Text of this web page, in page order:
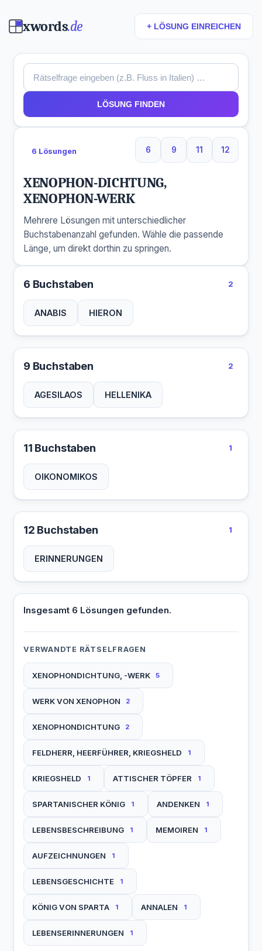
xwords.de + LÖSUNG EINREICHEN
LÖSUNG FINDEN
6 Lösungen 6
6 Buchstaben
9
9 Buchstaben
11
11 Buchstaben
12
12
XENOPHON-DICHTUNG,
XENOPHON-WERK
Mehrere Lösungen mit unterschiedlicher
Buchstabenanzahl gefunden. Wähle die passende
Länge, um direkt dorthin zu springen.
6 Buchstaben 2
ANABIS HIERON
9 Buchstaben 2
AGESILAOS HELLENIKA
11 Buchstaben 1
OIKONOMIKOS
12 Buchstaben 1
ERINNERUNGEN
Insgesamt 6 Lösungen gefunden.
VERWANDTE RÄTSELFRAGEN
XENOPHONDICHTUNG, -WERK 5
WERK VON XENOPHON 2
XENOPHONDICHTUNG 2
FELDHERR, HEERFÜHRER, KRIEGSHELD 1
KRIEGSHELD 1 ATTISCHER TÖPFER 1
SPARTANISCHER KÖNIG 1 ANDENKEN 1
LEBENSBESCHREIBUNG 1 MEMOIREN 1
AUFZEICHNUNGEN 1
LEBENSGESCHICHTE 1
KÖNIG VON SPARTA 1 ANNALEN 1
LEBENSERINNERUNGEN 1